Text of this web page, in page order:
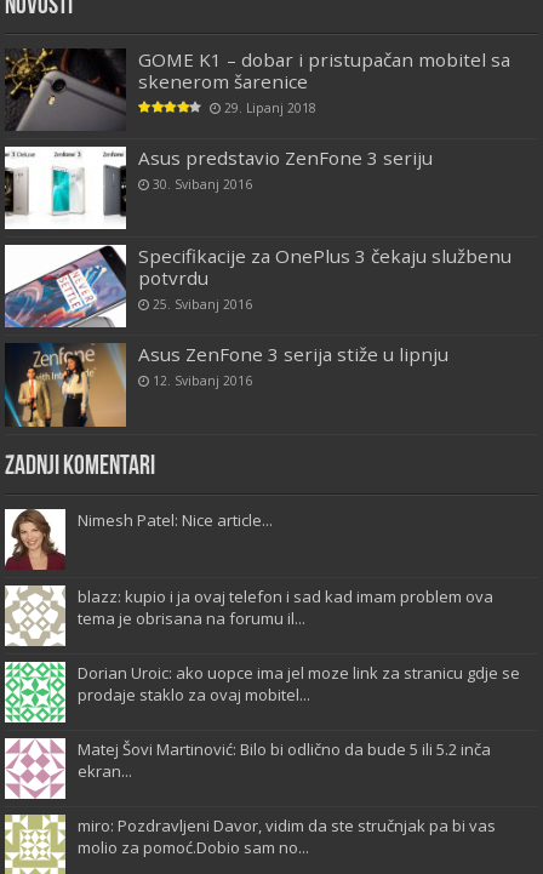
Novosti
GOME K1 – dobar i pristupačan mobitel sa
skenerom šarenice
29. Lipanj 2018
Asus predstavio ZenFone 3 seriju
30. Svibanj 2016
Specifikacije za OnePlus 3 čekaju službenu
potvrdu
25. Svibanj 2016
Asus ZenFone 3 serija stiže u lipnju
12. Svibanj 2016
Zadnji komentari
Nimesh Patel: Nice article...
blazz: kupio i ja ovaj telefon i sad kad imam problem ova
tema je obrisana na forumu il...
Dorian Uroic: ako uopce ima jel moze link za stranicu gdje se
prodaje staklo za ovaj mobitel...
Matej Šovi Martinović: Bilo bi odlično da bude 5 ili 5.2 inča
ekran...
miro: Pozdravljeni Davor, vidim da ste stručnjak pa bi vas
molio za pomoć.Dobio sam no...